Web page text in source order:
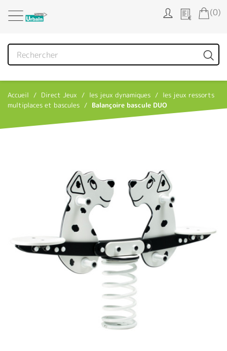
(0)
Accueil Direct Jeux les jeux dynamiques
les jeux ressorts
multiplaces et bascules
Balançoire bascule DUO